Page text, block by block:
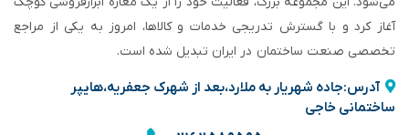
آغاز کرد و با گسترش تدریجی خدمات و کالاها، امروز به یکی از مراجع
تخصصی صنعت ساختمان در ایران تبدیل شده است.
آدرس:جاده شهریار به ملارد،بعد از شهرک جعفریه،هایپر
ساختمانی خاجی